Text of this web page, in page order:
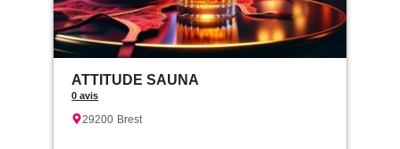
ATTITUDE SAUNA
0 avis
29200 Brest